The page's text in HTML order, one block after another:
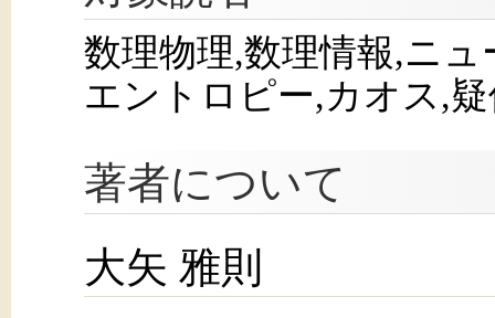
数理物理,数理情報,ニ
エントロピー,カオス,
著者について
大矢 雅則